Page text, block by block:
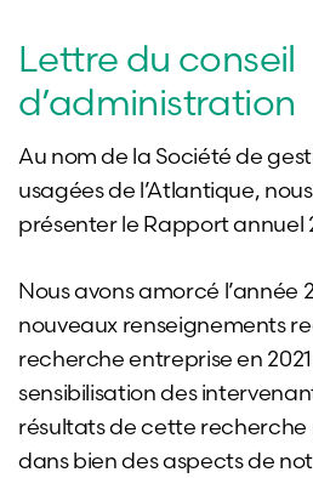
Lettre du conseil
d’administration
Au nom de la Société de
usagées de l’Atlantique,
présenter le Rapport annuel
Nous avons amorcé l’année
nouveaux renseignements
recherche entreprise en
sensibilisation des
résultats de cette recherche
dans bien des aspects de